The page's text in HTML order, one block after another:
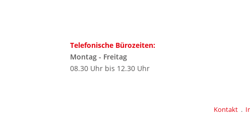
Telefonische Bürozeiten:
Montag - Freitag
08.30 Uhr bis 12.30 Uhr
Kontakt .